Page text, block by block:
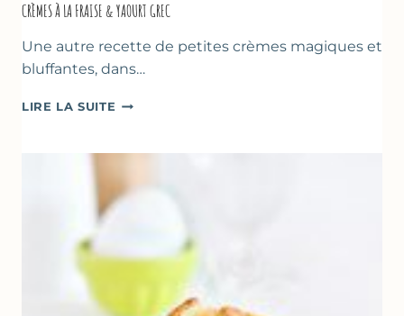
CRÈMES À LA FRAISE & YAOURT GREC
Une autre recette de petites crèmes magiques et
bluffantes, dans…
LIRE LA SUITE CRÈMES
FRAISE
YAOURT
GREC